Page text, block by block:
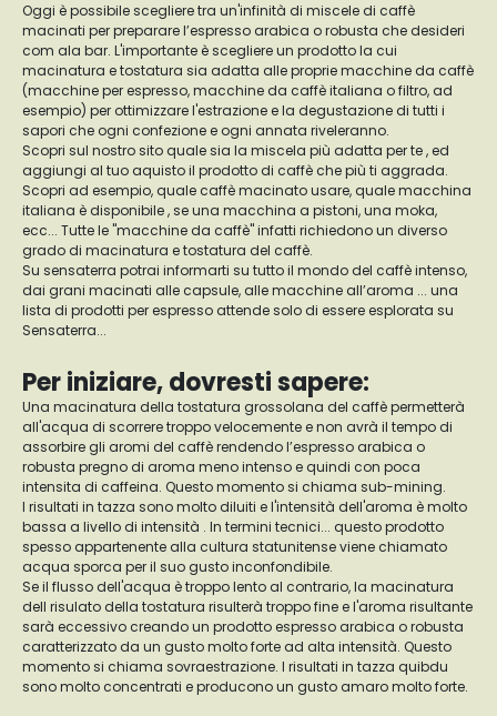
Oggi è possibile scegliere tra un'infinità di miscele di caffè
macinati per preparare l’espresso arabica o robusta che desideri
com ala bar. L'importante è scegliere un prodotto la cui
macinatura e tostatura sia adatta alle proprie macchine da caffè
(macchine per espresso, macchine da caffè italiana o filtro, ad
esempio) per ottimizzare l'estrazione e la degustazione di tutti i
sapori che ogni confezione e ogni annata riveleranno.
Scopri sul nostro sito quale sia la miscela più adatta per te , ed
aggiungi al tuo aquisto il prodotto di caffè che più ti aggrada.
Scopri ad esempio, quale caffè macinato usare, quale macchina
italiana è disponibile , se una macchina a pistoni, una moka,
ecc... Tutte le "macchine da caffè" infatti richiedono un diverso
grado di macinatura e tostatura del caffè.
Su sensaterra potrai informarti su tutto il mondo del caffè intenso,
dai grani macinati alle capsule, alle macchine all’aroma ... una
lista di prodotti per espresso attende solo di essere esplorata su
Sensaterra...
Per iniziare, dovresti sapere:
Una macinatura della tostatura grossolana del caffè permetterà
all'acqua di scorrere troppo velocemente e non avrà il tempo di
assorbire gli aromi del caffè rendendo l’espresso arabica o
robusta pregno di aroma meno intenso e quindi con poca
intensita di caffeina. Questo momento si chiama sub-mining.
I risultati in tazza sono molto diluiti e l'intensità dell'aroma è molto
bassa a livello di intensità . In termini tecnici... questo prodotto
spesso appartenente alla cultura statunitense viene chiamato
acqua sporca per il suo gusto inconfondibile.
Se il flusso dell'acqua è troppo lento al contrario, la macinatura
dell risulato della tostatura risulterà troppo fine e l'aroma risultante
sarà eccessivo creando un prodotto espresso arabica o robusta
caratterizzato da un gusto molto forte ad alta intensità. Questo
momento si chiama sovraestrazione. I risultati in tazza quibdu
sono molto concentrati e producono un gusto amaro molto forte.